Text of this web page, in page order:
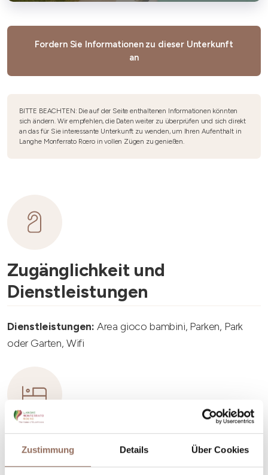
Zustimmung Details Über Cookies
Fordern Sie Informationen zu dieser Unterkunft
an
BITTE BEACHTEN: Die auf der Seite enthaltenen Informationen könnten
sich ändern. Wir empfehlen, die Daten weiter zu überprüfen und sich direkt
an das für Sie interessante Unterkunft zu wenden, um Ihren Aufenthalt in
Langhe Monferrato Roero in vollen Zügen zu genießen.
Zugänglichkeit und
Dienstleistungen
Dienstleistungen: Area gioco bambini, Parken, Park
oder Garten, Wifi
Unterkunftskapazität